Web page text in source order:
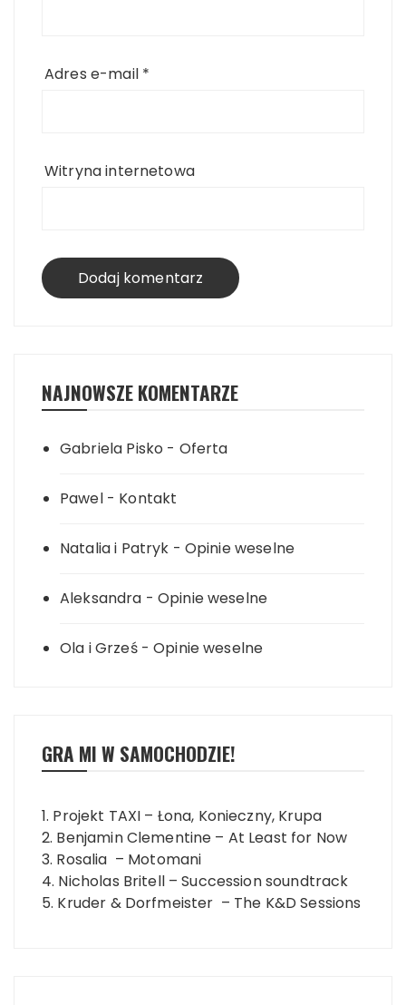
Adres e-mail *
Witryna internetowa
NAJNOWSZE KOMENTARZE
Gabriela Pisko - Oferta
Pawel- Kontakt
Natalia i Patryk - Opinie weselne
Aleksandra - Opinie weselne
Ola i Grześ-Opinie weselne
GRA MI W SAMOCHODZIE!
1. Projekt TAXI – Łona, Konieczny, Krupa
2. Benjamin Clementine – At Least for Now
3. Rosalia – Motomani
4. Nicholas Britell – Succession soundtrack
5. Kruder & Dorfmeister – The K&D Sessions